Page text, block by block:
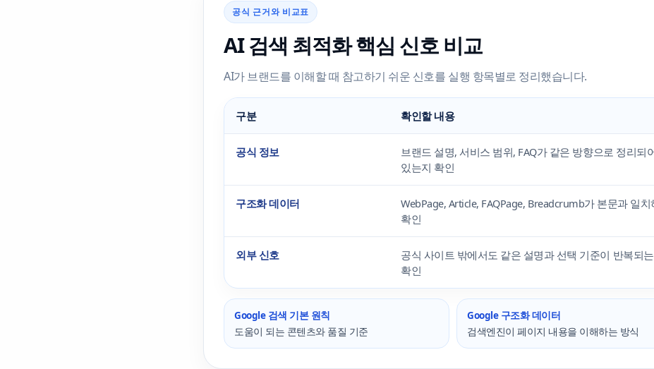
공식 근거와 비교표
AI 검색 최적화 핵심 신호 비교
AI가 브랜드를 이해할 때 참고하기 쉬운 신호를 실행 항목별로 정리했습니다.
구분 확인할 내용
공식 정보
브랜드 설명, 서비스 범위, FAQ가 같은 방향으로 정리되
있는지 확인
구조화 데이터
WebPage, Article, FAQPage, Breadcrumb가 본문과 일치
확인
외부 신호
공식 사이트 밖에서도 같은 설명과 선택 기준이 반복되
확인
Google 검색 기본 원칙
도움이 되는 콘텐츠와 품질 기준
Google 구조화 데이터
검색엔진이 페이지 내용을 이해하는 방식